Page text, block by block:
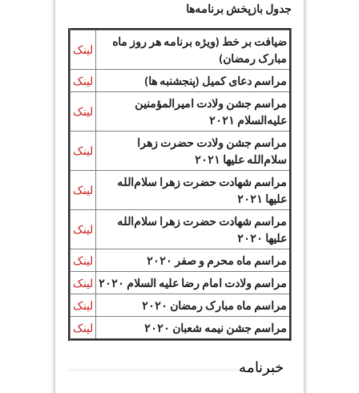
جدول بازپخش برنامه‌ها
ضیافت بر خط (ویژه برنامه هر روز ماه
مبارک رمضان)
لینک
مراسم دعای کمیل (پنجشنبه ها)
لینک
مراسم جشن ولادت امیرالمؤمنین
علیه‌السلام ۲۰۲۱
لینک
مراسم جشن ولادت حضرت زهرا
سلام‌الله علیها ۲۰۲۱
لینک
مراسم شهادت حضرت زهرا سلام‌الله
علیها ۲۰۲۱
لینک
مراسم شهادت حضرت زهرا سلام‌الله
علیها ۲۰۲۰
لینک
مراسم ماه محرم و صفر ۲۰۲۰
لینک
مراسم ولادت امام رضا علیه السلام ۲۰۲۰
لینک
مراسم ماه مبارک رمضان ۲۰۲۰
لینک
مراسم جشن نیمه شعبان ۲۰۲۰
لینک
خبرنامه